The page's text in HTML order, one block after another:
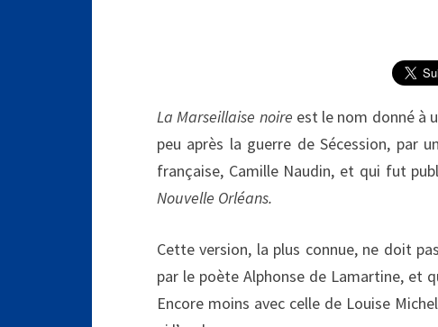
La Marseillaise noire est le nom donné à
peu après la guerre de Sécession, par
française, Camille Naudin, et qui fut
Nouvelle Orléans.
Cette version, la plus connue, ne doit
par le poète Alphonse de Lamartine, et
Encore moins avec celle de Louise